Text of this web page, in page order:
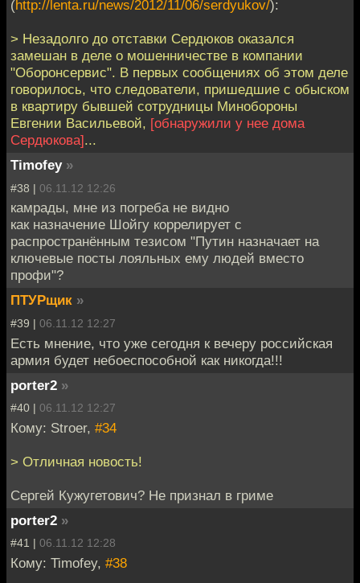
(http://lenta.ru/news/2012/11/06/serdyukov/):
> Незадолго до отставки Сердюков оказался
замешан в деле о мошенничестве в компании
"Оборонсервис". В первых сообщениях об этом деле
говорилось, что следователи, пришедшие с обыском
в квартиру бывшей сотрудницы Минобороны
Евгении Васильевой, [обнаружили у нее дома
Сердюкова]...
Timofey »
#38 | 06.11.12 12:26
камрады, мне из погреба не видно
как назначение Шойгу коррелирует с
распространённым тезисом "Путин назначает на
ключевые посты лояльных ему людей вместо
профи"?
ПТУРщик »
#39 | 06.11.12 12:27
Есть мнение, что уже сегодня к вечеру российская
армия будет небоеспособной как никогда!!!
porter2 »
#40 | 06.11.12 12:27
Кому: Stroer, #34
> Отличная новость!
Сергей Кужугетович? Не признал в гриме
porter2 »
#41 | 06.11.12 12:28
Кому: Timofey, #38